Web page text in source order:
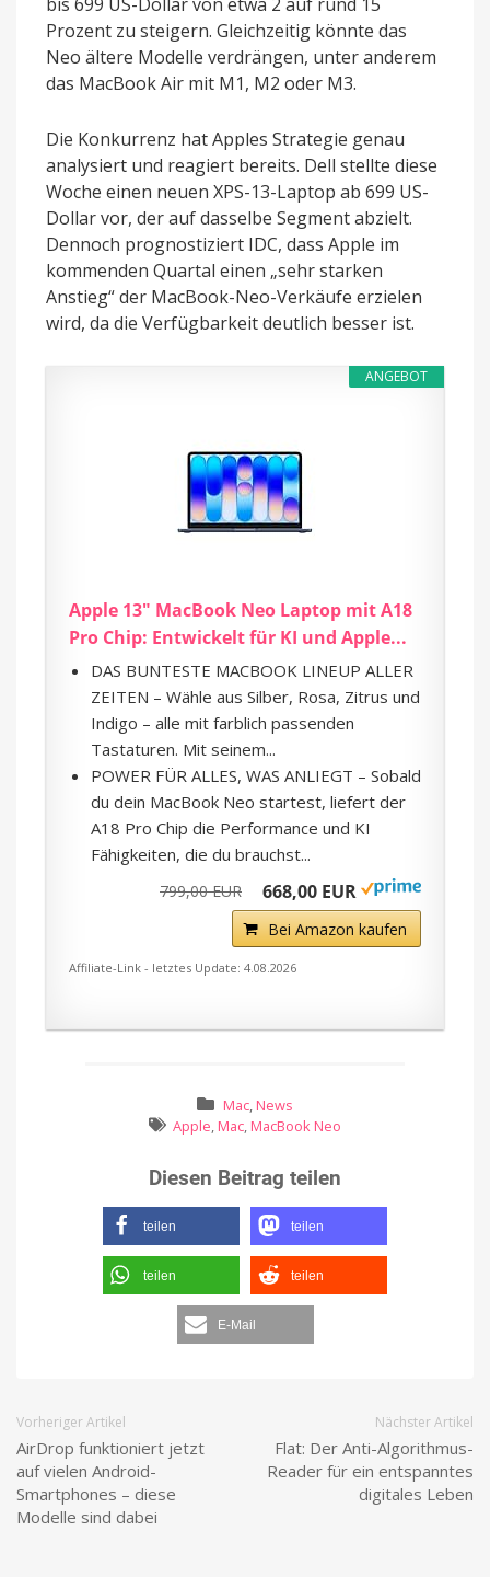
Prozent zu steigern. Gleichzeitig könnte das
Neo ältere Modelle verdrängen, unter anderem
das MacBook Air mit M1, M2 oder M3.
Die Konkurrenz hat Apples Strategie genau
analysiert und reagiert bereits. Dell stellte diese
Woche einen neuen XPS-13-Laptop ab 699 US-
Dollar vor, der auf dasselbe Segment abzielt.
Dennoch prognostiziert IDC, dass Apple im
kommenden Quartal einen „sehr starken
Anstieg“ der MacBook-Neo-Verkäufe erzielen
wird, da die Verfügbarkeit deutlich besser ist.
ANGEBOT
Apple 13" MacBook Neo Laptop mit A18
Pro Chip: Entwickelt für KI und Apple...
DAS BUNTESTE MACBOOK LINEUP ALLER
ZEITEN – Wähle aus Silber, Rosa, Zitrus und
Indigo – alle mit farblich passenden
Tastaturen. Mit seinem...
POWER FÜR ALLES, WAS ANLIEGT – Sobald
du dein MacBook Neo startest, liefert der
A18 Pro Chip die Performance und KI
Fähigkeiten, die du brauchst...
799,00 EUR 668,00 EUR
Bei Amazon kaufen
Affiliate-Link - letztes Update: 4.08.2026
Mac, News
Apple, Mac, MacBook Neo
Diesen Beitrag teilen
teilen teilen
teilen teilen
E-Mail
Vorheriger Artikel
AirDrop funktioniert jetzt
auf vielen Android-
Smartphones – diese
Modelle sind dabei
Nächster Artikel
Flat: Der Anti-Algorithmus-
Reader für ein entspanntes
digitales Leben